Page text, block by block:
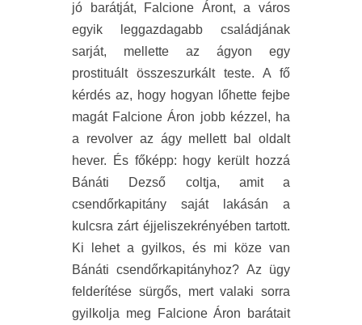
jó barátját, Falcione Áront, a város
egyik leggazdagabb családjának
sarját, mellette az ágyon egy
prostituált összeszurkált teste. A fő
kérdés az, hogy hogyan lőhette fejbe
magát Falcione Áron jobb kézzel, ha
a revolver az ágy mellett bal oldalt
hever. És főképp: hogy került hozzá
Bánáti Dezső coltja, amit a
csendőrkapitány saját lakásán a
kulcsra zárt éjjeliszekrényében tartott.
Ki lehet a gyilkos, és mi köze van
Bánáti csendőrkapitányhoz? Az ügy
felderítése sürgős, mert valaki sorra
gyilkolja meg Falcione Áron barátait